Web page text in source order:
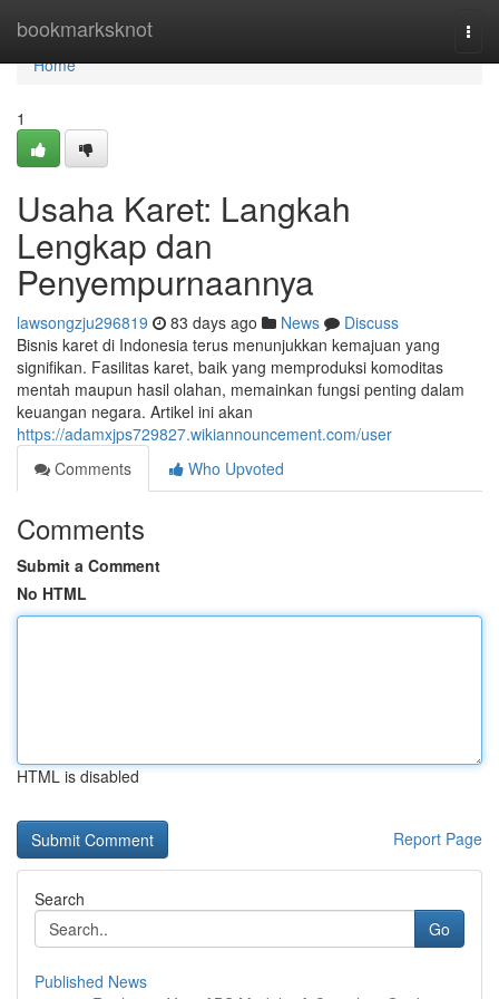
bookmarksknot
Home
Home
1
Usaha Karet: Langkah
Lengkap dan
Penyempurnaannya
lawsongzju296819 83 days ago News
Discuss
Bisnis karet di Indonesia terus menunjukkan kemajuan yang
signifikan. Fasilitas karet, baik yang memproduksi komoditas
mentah maupun hasil olahan, memainkan fungsi penting dalam
keuangan negara. Artikel ini akan
https://adamxjps729827.wikiannouncement.com/user
Comments
Who Upvoted
Comments
Submit a Comment
No HTML
HTML is disabled
Report Page
Search
Go
Published News